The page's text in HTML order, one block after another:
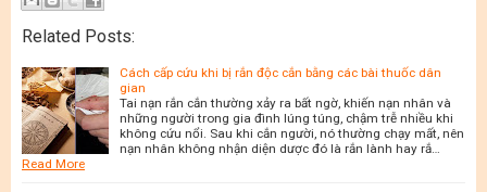
Related Posts:
Cách cấp cứu khi bị rắn độc cắn bằng các bài thuốc dân
gian
Tai nạn rắn cắn thường xảy ra bất ngờ, khiến nạn nhân và
những người trong gia đình lúng túng, chậm trễ nhiều khi
không cứu nổi. Sau khi cắn người, nó thường chạy mất, nên
nạn nhân không nhận diện dược đó là rắn lành hay rắ…
Read More